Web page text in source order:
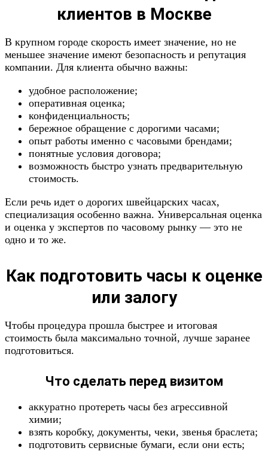
клиентов в Москве
В крупном городе скорость имеет значение, но не
меньшее значение имеют безопасность и репутация
компании. Для клиента обычно важны:
удобное расположение;
оперативная оценка;
конфиденциальность;
бережное обращение с дорогими часами;
опыт работы именно с часовыми брендами;
понятные условия договора;
возможность быстро узнать предварительную
стоимость.
Если речь идет о дорогих швейцарских часах,
специализация особенно важна. Универсальная оценка
и оценка у экспертов по часовому рынку — это не
одно и то же.
Как подготовить часы к оценке
или залогу
Чтобы процедура прошла быстрее и итоговая
стоимость была максимально точной, лучше заранее
подготовиться.
Что сделать перед визитом
аккуратно протереть часы без агрессивной
химии;
взять коробку, документы, чеки, звенья браслета;
подготовить сервисные бумаги, если они есть;